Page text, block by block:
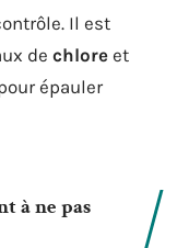
Il est
de chlore et
épauler
à ne pas